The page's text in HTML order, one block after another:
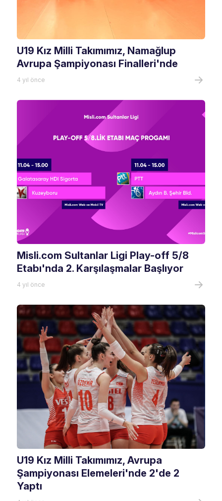
U19 Kız Milli Takımımız, Namağlup
Avrupa Şampiyonası Finalleri'nde
4 yıl önce
Misli.com Sultanlar Ligi Play-off 5/8
Etabı'nda 2. Karşılaşmalar Başlıyor
4 yıl önce
U19 Kız Milli Takımımız, Avrupa
Şampiyonası Elemeleri'nde 2'de 2
Yaptı